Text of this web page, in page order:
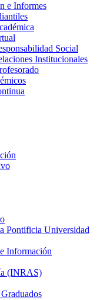
e Informes
Social
Institucionales
Pontificia Universidad
Información
(INRAS)